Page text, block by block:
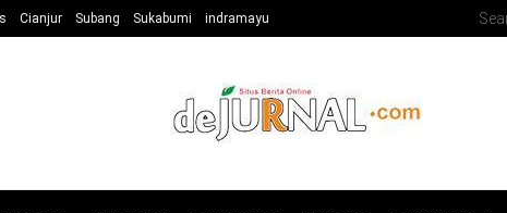
Cianjur Subang Sukabumi indramayu